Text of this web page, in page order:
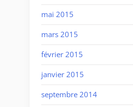
mai 2015
mars 2015
février 2015
janvier 2015
septembre 2014